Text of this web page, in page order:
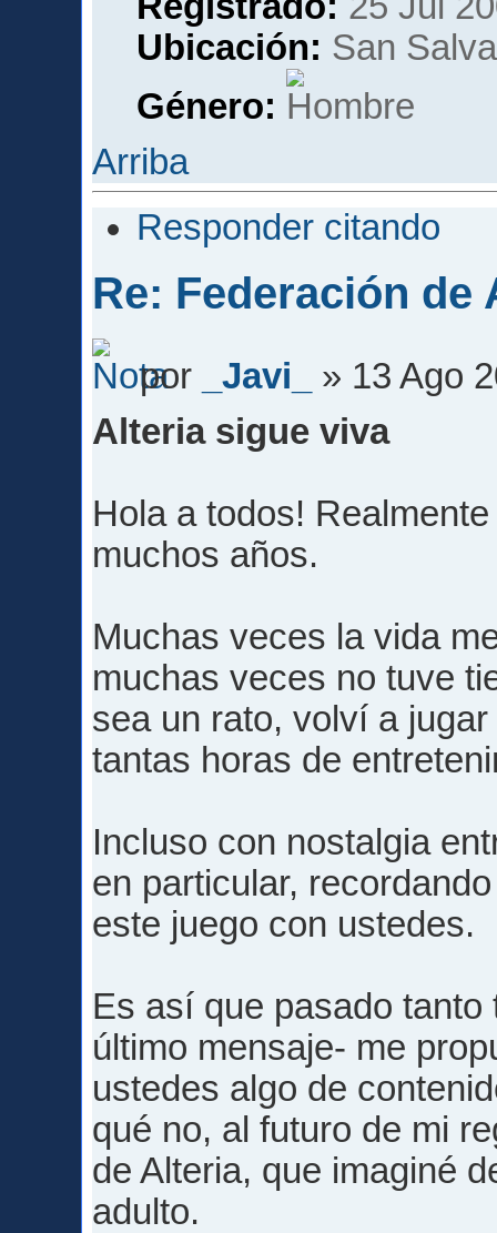
Ubicación: San
Género:
Arriba
Responder citando
Re: Federación de
por _Javi_
» 13 Ago
Alteria sigue viva
Hola a todos!
muchos años.
Muchas veces la vida
muchas veces no tuve
sea un rato, volví a
tantas horas de
Incluso con nostalgia
en particular,
este juego con ustedes.
Es así que pasado
último mensaje- me
ustedes algo de
qué no, al futuro de mi
de Alteria, que imaginé
adulto.